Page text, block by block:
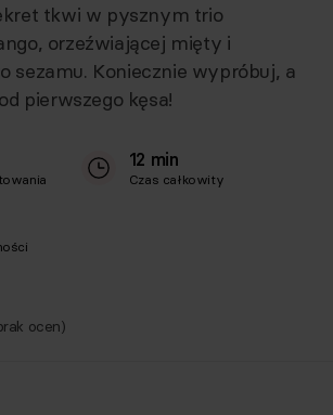
tkwi w pysznym trio
orzeźwiającej mięty i
sezamu. Koniecznie wypróbuj, a
pierwszego kęsa!
12 min
Czas całkowity
ocen)